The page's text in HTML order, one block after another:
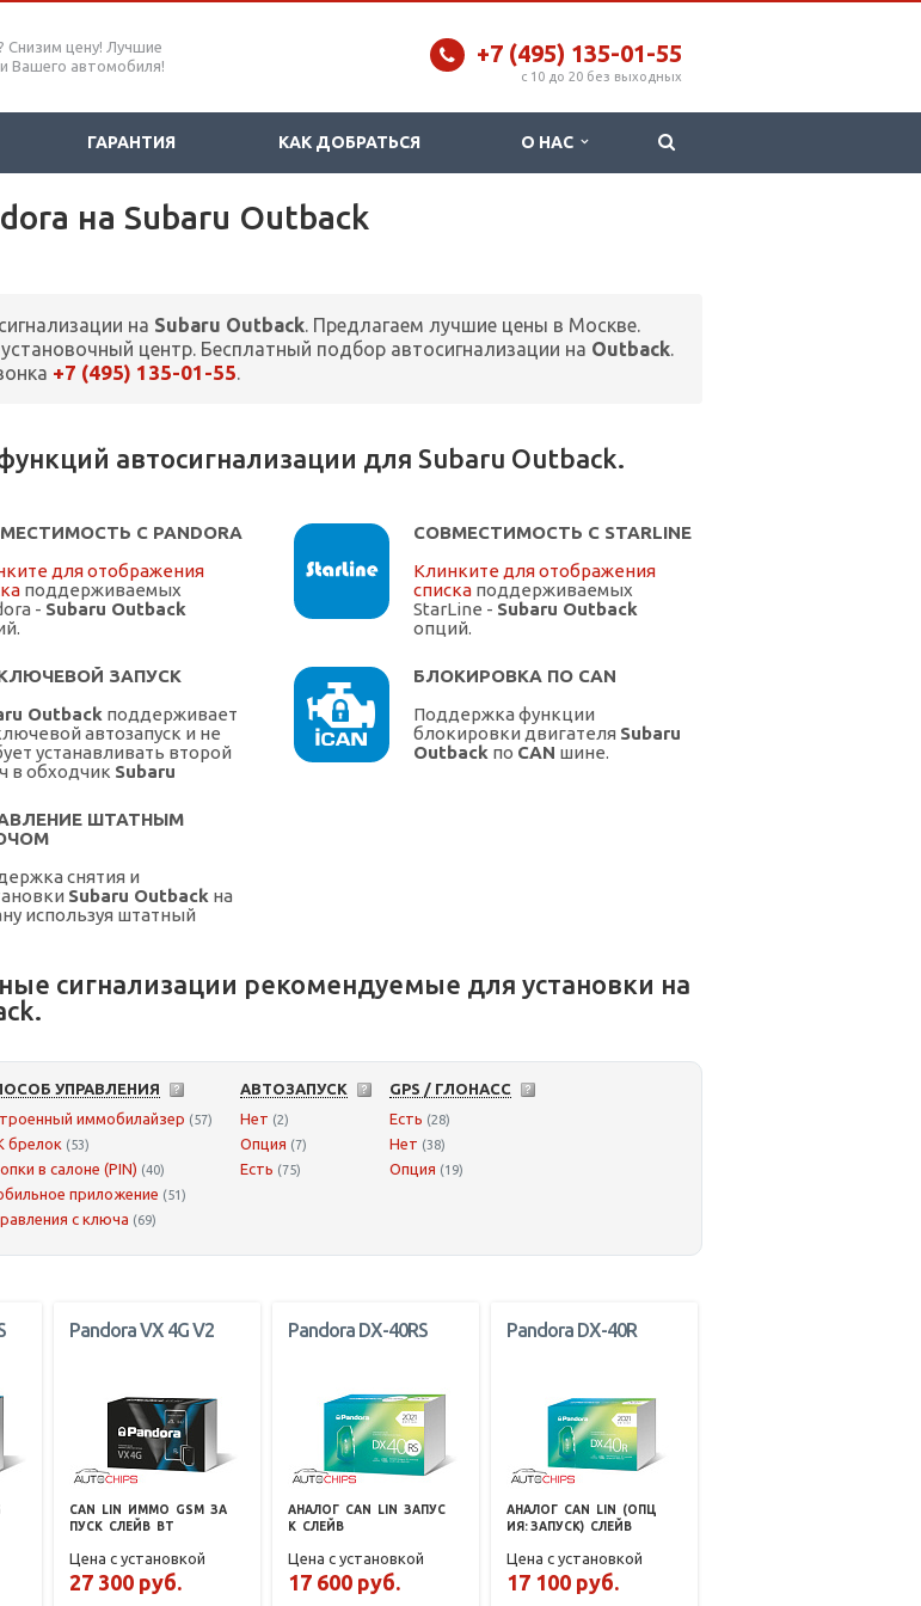
Снизим цену! Лучшие
Вашего автомобиля!
+7 (495) 135-01-55
c 10 до 20 без выходных
ГАРАНТИЯ КАК ДОБРАТЬСЯ О НАС
на Subaru Outback
на Subaru Outback. Предлагаем лучшие цены в Москве.
установочный центр. Бесплатный подбор автосигнализации на Outback.
+7 (495) 135-01-55.
автосигнализации для Subaru Outback.
С PANDORA
для отображения
поддерживаемых
- Subaru Outback
СОВМЕСТИМОСТЬ С STARLINE
Клинките для отображения
списка поддерживаемых
StarLine - Subaru Outback
опций.
ЗАПУСК
Outback поддерживает
автозапуск и не
устанавливать второй
в обходчик Subaru
БЛОКИРОВКА ПО CAN
Поддержка функции
блокировки двигателя Subaru
Outback по CAN шине.
ШТАТНЫМ
снятия и
Subaru Outback на
используя штатный
сигнализации рекомендуемые для установки на
УПРАВЛЕНИЯ
иммобилайзер (57)
брелок (53)
в салоне (PIN) (40)
приложение (51)
с ключа (69)
АВТОЗАПУСК
Нет (2)
Опция (7)
Есть (75)
GPS / ГЛОНАСС
Есть (28)
Нет (38)
Опция (19)
Pandora VX 4G V2
CAN LIN ИММО GSM ЗА
ПУСК СЛЕЙВ BT
Цена с установкой
27 300 руб.
Pandora DX-40RS
АНАЛОГ CAN LIN
ЗАПУС
К СЛЕЙВ
Цена с установкой
17 600 руб.
Pandora DX-40R
АНАЛОГ CAN LIN
(ОПЦ
ИЯ: ЗАПУСК) СЛЕЙВ
Цена с установкой
17 100 руб.